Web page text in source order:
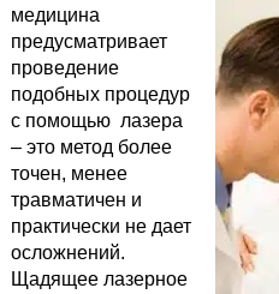
медицина
предусматривает
проведение
подобных процедур
с помощью лазера
– это метод более
точен, менее
травматичен и
практически не дает
осложнений.
Щадящее лазерное